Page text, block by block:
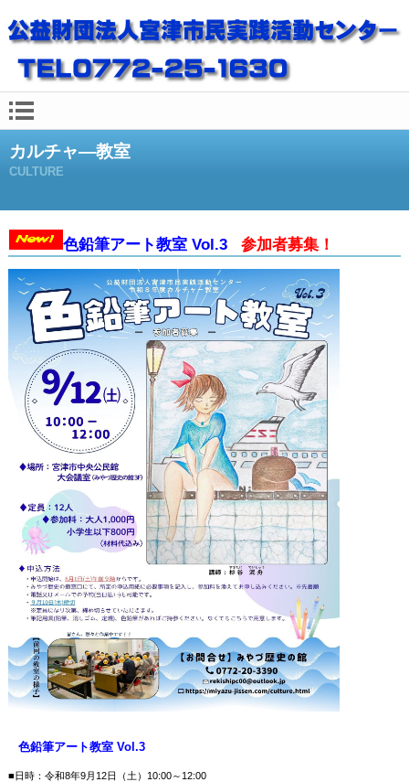
カルチャ―教室
CULTURE
色鉛筆アート教室 Vol.3 参加者募集！
色鉛筆アート教室 Vol.3
■日時：令和8年9月12日（土）10:00～12:00